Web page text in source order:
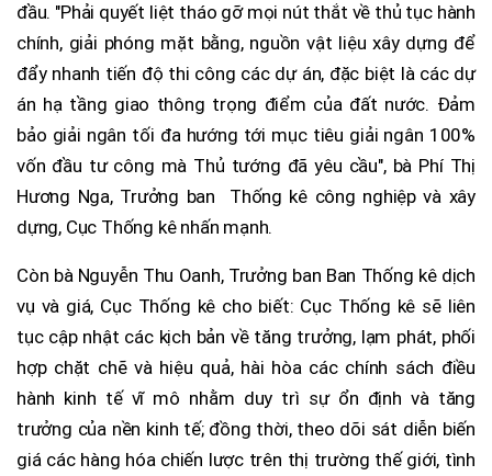
đầu. "Phải quyết liệt tháo gỡ mọi nút thắt về thủ tục hành
chính, giải phóng mặt bằng, nguồn vật liệu xây dựng để
đẩy nhanh tiến độ thi công các dự án, đặc biệt là các dự
án hạ tầng giao thông trọng điểm của đất nước. Đảm
bảo giải ngân tối đa hướng tới mục tiêu giải ngân 100%
vốn đầu tư công mà Thủ tướng đã yêu cầu", bà Phí Thị
Hương Nga, Trưởng ban Thống kê công nghiệp và xây
dựng, Cục Thống kê nhấn mạnh.
Còn bà Nguyễn Thu Oanh, Trưởng ban Ban Thống kê dịch
vụ và giá, Cục Thống kê cho biết: Cục Thống kê sẽ liên
tục cập nhật các kịch bản về tăng trưởng, lạm phát, phối
hợp chặt chẽ và hiệu quả, hài hòa các chính sách điều
hành kinh tế vĩ mô nhằm duy trì sự ổn định và tăng
trưởng của nền kinh tế; đồng thời, theo dõi sát diễn biến
giá các hàng hóa chiến lược trên thị trường thế giới, tình